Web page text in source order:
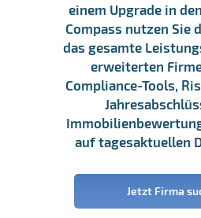
einem Upgrade in
Compass nutzen Sie
das gesamte
erweiterten
Compliance-Tools,
auf tagesaktuellen
Jetzt Firma